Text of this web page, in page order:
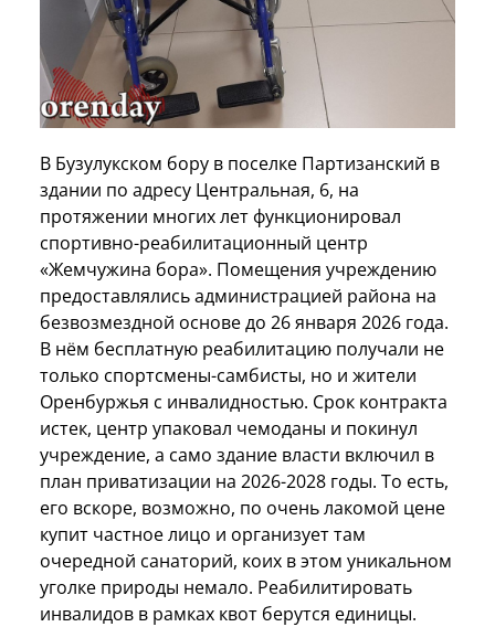
В Бузулукском бору в поселке Партизанский в
здании по адресу Центральная, 6, на
протяжении многих лет функционировал
спортивно-реабилитационный центр
«Жемчужина бора». Помещения учреждению
предоставлялись администрацией района на
безвозмездной основе до 26 января 2026 года.
В нём бесплатную реабилитацию получали не
только спортсмены-самбисты, но и жители
Оренбуржья с инвалидностью. Срок контракта
истек, центр упаковал чемоданы и покинул
учреждение, а само здание власти включил в
план приватизации на 2026-2028 годы. То есть,
его вскоре, возможно, по очень лакомой цене
купит частное лицо и организует там
очередной санаторий, коих в этом уникальном
уголке природы немало. Реабилитировать
инвалидов в рамках квот берутся единицы.